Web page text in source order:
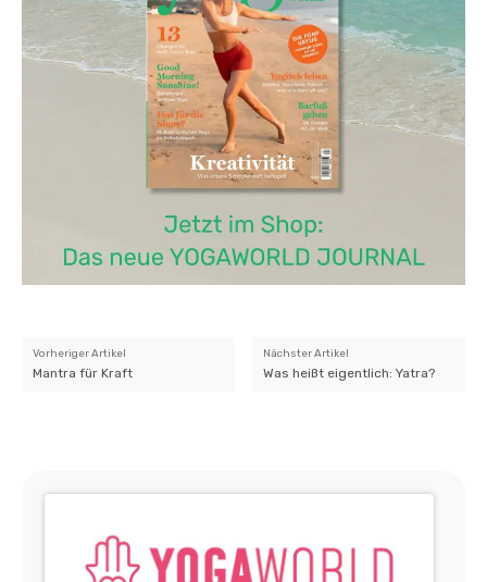
Vorheriger Artikel
Mantra für Kraft
Nächster Artikel
Was heißt eigentlich: Yatra?